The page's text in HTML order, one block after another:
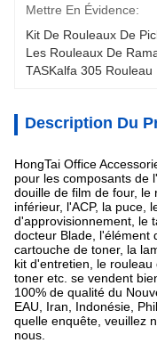
Mettre En Évidence:
Kit De Rouleaux De
Les Rouleaux De
TASKalfa 305
Description Du
HongTai Office
pour les composants de
douille de film de four, le
inférieur, l'ACP, la puce,
d'approvisionnement, le
docteur Blade, l'élément
cartouche de toner, la
kit d'entretien, le
toner etc. se vendent
100% de qualité du
EAU, Iran, Indonésie,
quelle enquête, veuillez
nous.